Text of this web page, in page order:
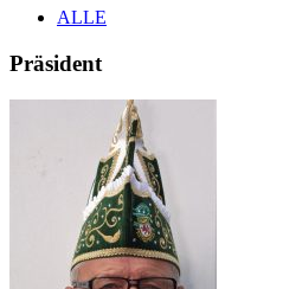
ALLE
Präsident